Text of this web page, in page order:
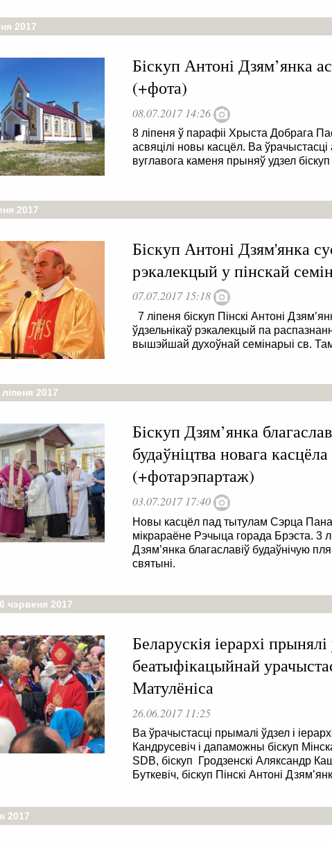
2017
Біскуп Антоні Дзям’янка
(+фота)
08.07.2017 14:26
8 ліпеня ў парафіі Хрыста Добрага
асвяцілі новы касцёл. Ва
вуглавога каменя прыняў удзел біскуп
2017
Біскуп Антоні Дзям'янка
рэкалекцый у пінскай
07.07.2017 15:18
7 ліпеня біскуп Пінскі Антоні
ўдзельнікаў рэкалекцый па
вышэйшай духоўнай семінарыі св.
2017
Біскуп Дзям’янка
будаўніцтва новага
(+фотарэпартаж)
03.07.2017 17:40
Новы касцёл пад тытулам Сэрца
мікрараёне Рэчыца горада Брэста. 3
Дзям’янка благаславіў будаўнічую
святыні.
чэрвеня 2017
Беларускія іерархі
беатыфікацыйнай
Матулёніса
26.06.2017 11:25
Ва ўрачыстасці прымалі ўдзел і
Кандрусевіч і дапаможны біскуп
SDB, біскуп Гродзенскі Аляксандр
Буткевіч, біскуп Пінскі Антоні
2017